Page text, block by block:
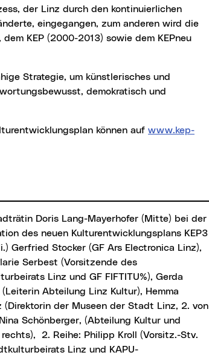
der Linz durch den kontinuierlichen
eingegangen, zum anderen wird die
KEP (2000-2013) sowie dem KEPneu
demokratisch und
können auf www.kep-
des neuen Kulturentwicklungsplans KEP3
Gerfried Stocker (GF Ars Electronica Linz),
Serbest (Vorsitzende des
Linz und GF FIFTITU%), Gerda
(Leiterin Abteilung Linz Kultur), Hemma
(Direktorin der Museen der Stadt Linz, 2. von
Schönberger, (Abteilung Kultur und
rechts), 2. Reihe: Philipp Kroll (Vorsitz.-Stv.
Linz und KAPU-